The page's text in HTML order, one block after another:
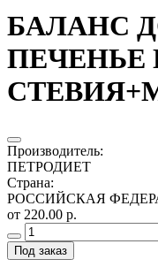
БАЛАНС
ПЕЧЕНЬЕ
Производитель:
ПЕТРОДИЕТ
Страна:
РОССИЙСКАЯ
от 220.00 р.
Под заказ